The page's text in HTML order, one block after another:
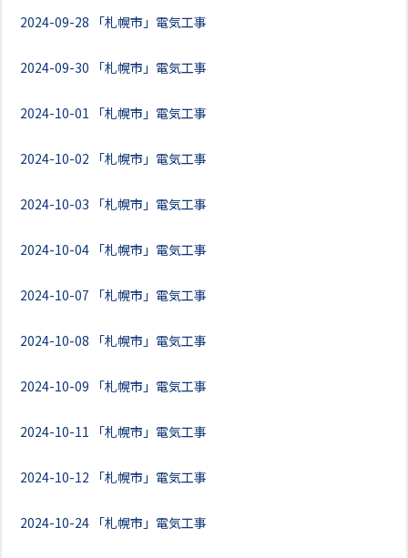
2024-09-28 「札幌市」電気工事
2024-09-30 「札幌市」電気工事
2024-10-01 「札幌市」電気工事
2024-10-02 「札幌市」電気工事
2024-10-03 「札幌市」電気工事
2024-10-04 「札幌市」電気工事
2024-10-07 「札幌市」電気工事
2024-10-08 「札幌市」電気工事
2024-10-09 「札幌市」電気工事
2024-10-11 「札幌市」電気工事
2024-10-12 「札幌市」電気工事
2024-10-24 「札幌市」電気工事